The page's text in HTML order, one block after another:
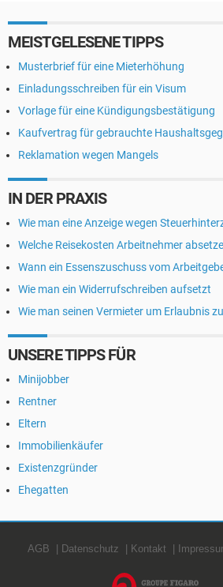
MEISTGELESENE TIPPS
Musterbrief für eine Mieterhöhung
Einladungsschreiben für ein Visum
Vorlage für eine Kündigungsbestätigung
Kaufvertrag für gebrauchte
Reklamation wegen Mangels
IN DER PRAXIS
Wie man eine Anzeige wegen
Welche Reisekosten Arbeitnehmer
Wann ein Essenszuschuss vom
Wie man ein Widerrufschreiben aufsetzt
Wie man seinen Vermieter um Erlaubnis
UNSERE TIPPS FÜR
Minijobber
Rentner
Eltern
Immobilienkäufer
Existenzgründer
Ehegatten
AGB Datenschutz Kontakt